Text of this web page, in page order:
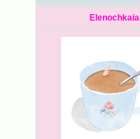
Elenochkaia